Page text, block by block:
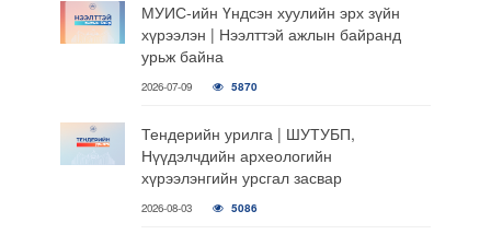
МУИС-ийн Үндсэн хуулийн эрх зүйн
хүрээлэн | Нээлттэй ажлын байранд
урьж байна
2026-07-09 5870
Тендерийн урилга | ШУТУБП,
Нүүдэлчдийн археологийн
хүрээлэнгийн урсгал засвар
2026-08-03 5086